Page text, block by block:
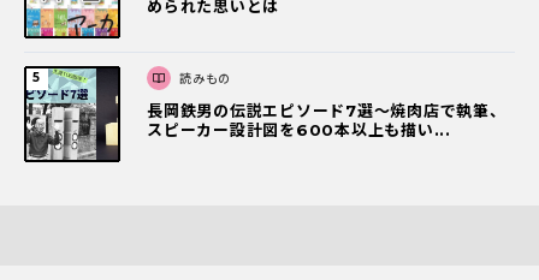
められた思いとは
読みもの
長岡鉄男の伝説エピソード7選〜焼肉店で執筆、
スピーカー設計図を600本以上も描い...